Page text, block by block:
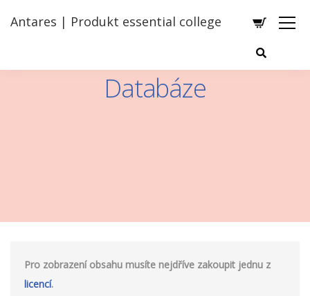
Antares | Produkt essential college
Databáze
Pro zobrazení obsahu musíte nejdříve zakoupit jednu z
licencí.